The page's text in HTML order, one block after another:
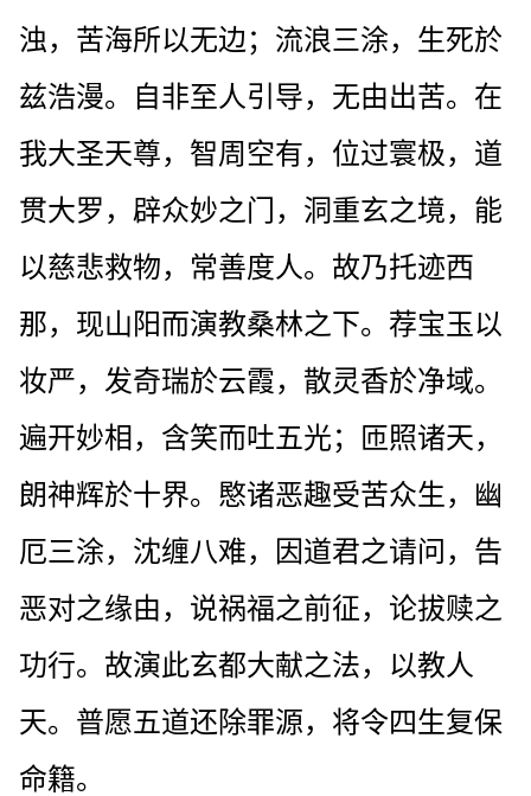
浊，苦海所以无边；流浪三涂，生死於
兹浩漫。自非至人引导，无由出苦。在
我大圣天尊，智周空有，位过寰极，道
贯大罗，辟众妙之门，洞重玄之境，能
以慈悲救物，常善度人。故乃托迹西
那，现山阳而演教桑林之下。荐宝玉以
妆严，发奇瑞於云霞，散灵香於净域。
遍开妙相，含笑而吐五光；匝照诸天，
朗神辉於十界。愍诸恶趣受苦众生，幽
厄三涂，沈缠八难，因道君之请问，告
恶对之缘由，说祸福之前征，论拔赎之
功行。故演此玄都大献之法，以教人
天。普愿五道还除罪源，将令四生复保
命籍。